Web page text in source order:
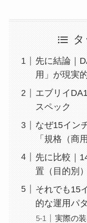
先に結論｜
用」が現実
エブリイ
スペック
なぜ15イン
「規格（商
先に比較｜
置（目的別）
それでも15
的な運用パ
実際の